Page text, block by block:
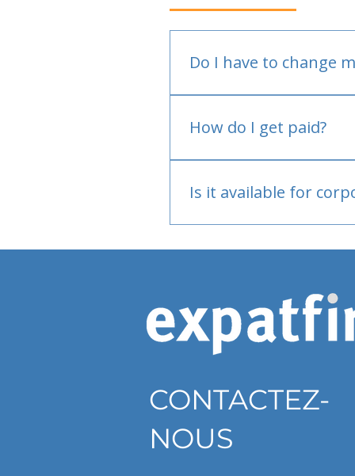
Do I have to change
How do I get paid?
Is it available for
CONTACTEZ-
NOUS